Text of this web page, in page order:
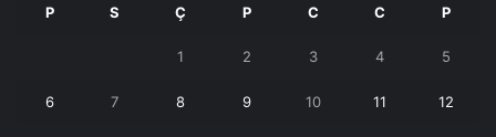
P S Ç P C C P
1 2 3 4 5
6 7 8 9 10 11 12